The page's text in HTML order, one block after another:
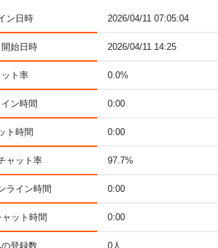
ン日時 2026/04/11 07:05:04
始日時 2026/04/11 14:25
ト率 0.0%
ン時間 0:00
ト時間 0:00
ャット率 97.7%
ライン時間 0:00
ット時間 0:00
登録数 0人